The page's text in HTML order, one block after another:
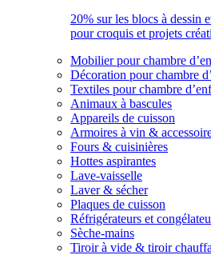
20% sur les blocs à dessin
pour croquis et projets
Mobilier pour chambre
Décoration pour chambre
Textiles pour chambre
Animaux à bascules
Appareils de cuisson
Armoires à vin &
Fours & cuisinières
Hottes aspirantes
Lave-vaisselle
Laver & sécher
Plaques de cuisson
Réfrigérateurs et
Sèche-mains
Tiroir à vide & tiroir